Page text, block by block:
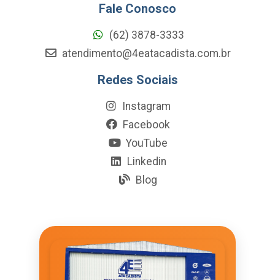
Fale Conosco
(62) 3878-3333
atendimento@4eatacadista.com.br
Redes Sociais
Instagram
Facebook
YouTube
Linkedin
Blog